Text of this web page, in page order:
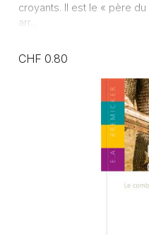
croyants. Il est le « père
arr...
CHF 0.80